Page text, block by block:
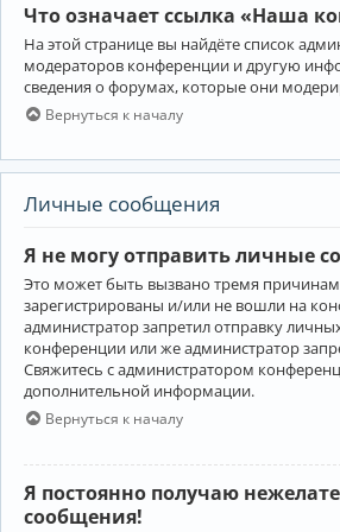
Что означает ссылка «Наша
На этой странице вы найдёте список
модераторов конференции и другую
сведения о форумах, которые они
Вернуться к началу
Личные сообщения
Я не могу отправить личные
Это может быть вызвано тремя
зарегистрированы и/или не вошли на
администратор запретил отправку
конференции или же администратор
Свяжитесь с администратором
дополнительной информации.
Вернуться к началу
Я постоянно получаю
сообщения!